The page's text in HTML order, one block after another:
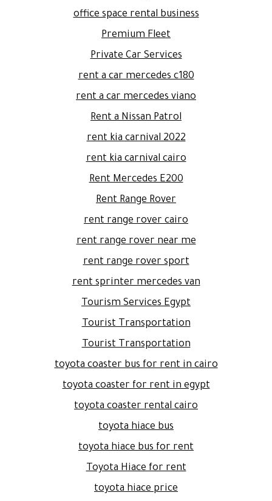
office space rental business
Premium Fleet
Private Car Services
rent a car mercedes c180
rent a car mercedes viano
Rent a Nissan Patrol
rent kia carnival 2022
rent kia carnival cairo
Rent Mercedes E200
Rent Range Rover
rent range rover cairo
rent range rover near me
rent range rover sport
rent sprinter mercedes van
Tourism Services Egypt
Tourist Transportation
Tourist Transportation
toyota coaster bus for rent in cairo
toyota coaster for rent in egypt
toyota coaster rental cairo
toyota hiace bus
toyota hiace bus for rent
Toyota Hiace for rent
toyota hiace price